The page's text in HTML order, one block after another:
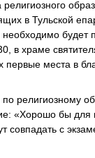
в Тульской
в храме
места в
религиозному
«Хорошо бы для
совпадать с